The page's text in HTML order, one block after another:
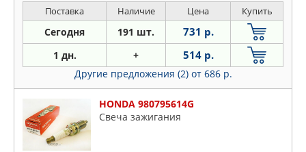
Поставка Наличие Цена Купить
Сегодня 191 шт. 731 р.
1 дн. + 514 р.
Другие предложения (2) от 686 р.
HONDA 980795614G
Свеча зажигания